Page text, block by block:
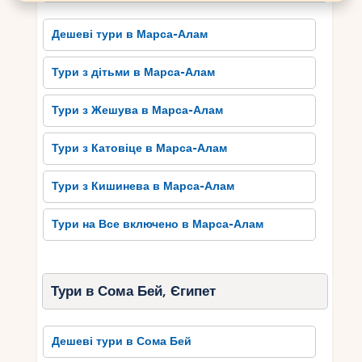
Бею, якими можна насолодитись під час
подорожей до цього захоплюючого морського
курорту.
Багата історія Сома Бею та
його культурне надбання
Сома Бей має багату історію та вражаюче
культурне надбання, яке привертає увагу
туристів з усього світу. Місто відоме своїми
виділяються величезний Сома Бей замок і
церква Святого Йосифа. Замок, який датується
архітектури і запам’ятовується своїми
крилатими драконами на фасаді. Церква
Святого Йосифа є одним з найстаріших
християнських храмів у регіоні та вражає своєю
монументальністю та деталізацією.
Дешеві тури в Марса-Алам
Тури з дітьми в Марса-Алам
Тури з Жешува в Марса-Алам
Тури з Катовіце в Марса-Алам
Тури з Кишинева в Марса-Алам
Тури на Все включено в Марса-Алам
Тури в Сома Бей, Єгипет
Дешеві тури в Сома Бей